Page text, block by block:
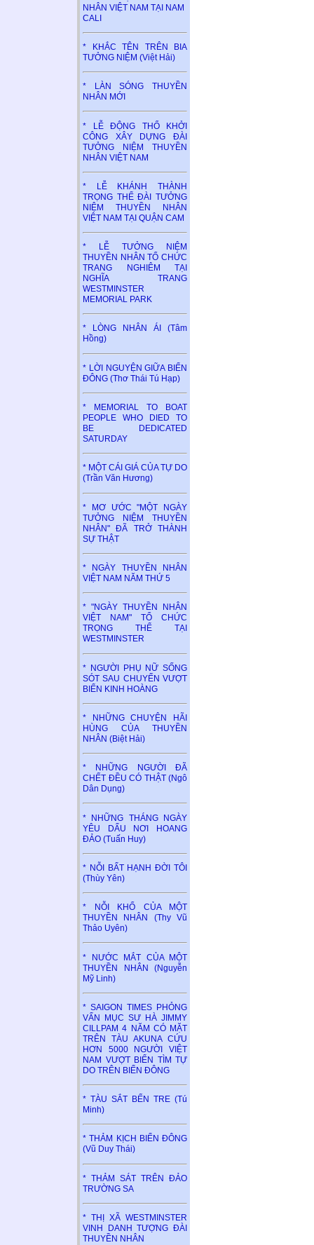
NHÂN VIỆT NAM TẠI NAM
CALI
* KHẮC TÊN TRÊN BIA
TƯỞNG NIỆM (Việt Hải)
* LÀN SÓNG THUYỀN
NHÂN MỚI
* LỄ ĐỘNG THỔ KHỞI
CÔNG XÂY DỰNG ĐÀI
TƯỞNG NIỆM THUYỀN
NHÂN VIỆT NAM
* LỄ KHÁNH THÀNH
TRỌNG THỂ ĐÀI TƯỞNG
NIỆM THUYỀN NHÂN
VIỆT NAM TẠI QUẬN CAM
* LỄ TƯỞNG NIỆM
THUYỀN NHÂN TỔ CHỨC
TRANG NGHIÊM TẠI
NGHĨA TRANG
WESTMINSTER
MEMORIAL PARK
* LÒNG NHÂN ÁI (Tâm
Hồng)
* LỜI NGUYỆN GIỮA BIỂN
ĐÔNG (Thơ Thái Tú Hạp)
* MEMORIAL TO BOAT
PEOPLE WHO DIED TO
BE DEDICATED
SATURDAY
* MỘT CÁI GIÁ CỦA TỰ DO
(Trần Văn Hương)
* MƠ ƯỚC "MỘT NGÀY
TƯỞNG NIỆM THUYỀN
NHÂN" ĐÃ TRỞ THÀNH
SỰ THẬT
* NGÀY THUYỀN NHÂN
VIỆT NAM NĂM THỨ 5
* "NGÀY THUYỀN NHÂN
VIỆT NAM" TỔ CHỨC
TRỌNG THỂ TẠI
WESTMINSTER
* NGƯỜI PHỤ NỮ SỐNG
SÓT SAU CHUYẾN VƯỢT
BIỂN KINH HOÀNG
* NHỮNG CHUYỆN HÃI
HÙNG CỦA THUYỀN
NHÂN (Biệt Hải)
* NHỮNG NGƯỜI ĐÃ
CHẾT ĐỀU CÓ THẬT (Ngô
Dân Dụng)
* NHỮNG THÁNG NGÀY
YÊU DẤU NƠI HOANG
ĐẢO (Tuấn Huy)
* NỖI BẤT HẠNH ĐỜI TÔI
(Thùy Yên)
* NỖI KHỔ CỦA MỘT
THUYỀN NHÂN (Thy Vũ
Thảo Uyên)
* NƯỚC MẮT CỦA MỘT
THUYỀN NHÂN (Nguyễn
Mỹ Linh)
* SAIGON TIMES PHỎNG
VẤN MỤC SƯ HÀ JIMMY
CILLPAM 4 NĂM CÓ MẶT
TRÊN TÀU AKUNA CỨU
HƠN 5000 NGƯỜI VIỆT
NAM VƯỢT BIỂN TÌM TỰ
DO TRÊN BIỂN ĐÔNG
* TÀU SẮT BẾN TRE (Tú
Minh)
* THẢM KỊCH BIỂN ĐÔNG
(Vũ Duy Thái)
* THẢM SÁT TRÊN ĐẢO
TRƯỜNG SA
* THỊ XÃ WESTMINSTER
VINH DANH TƯỢNG ĐÀI
THUYỀN NHÂN